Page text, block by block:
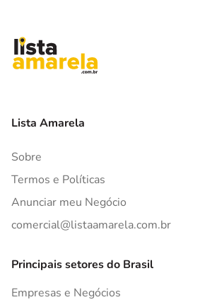
Lista Amarela
Sobre
Termos e Políticas
Anunciar meu Negócio
comercial@listaamarela.com.br
Principais setores do Brasil
Empresas e Negócios